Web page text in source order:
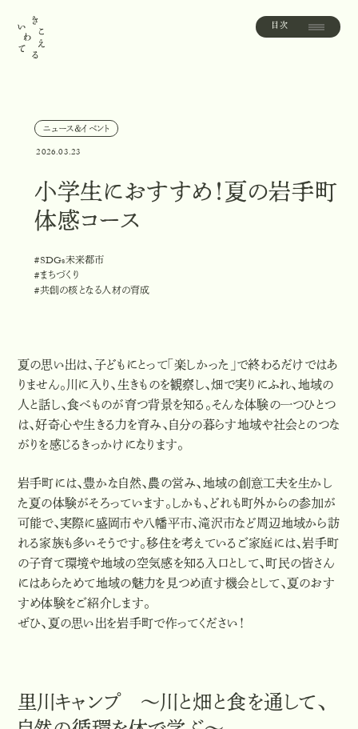
目次
目次
ニュース＆イベント
ニュース＆イ ベント
2026.03.23
小学生におすすめ！夏の岩手町
体感コース
#SDGs未来都市
#SDGs未来都市
#まちづくり
#まちづく り
#共創の核となる人材の育成
#共創の核となる人材の育成
夏の思い出は、子どもにとって「楽しかった」で終わるだけではあ
りません。川に入り、生きものを観察し、畑で実りにふれ、地域の
人と話し、食べものが育つ背景を知る。そんな体験の一つひとつ
は、好奇心や生きる力を育み、自分の暮らす地域や社会とのつな
がりを感じるきっかけになります。
岩手町には、豊かな自然、農の営み、地域の創意工夫を生かし
た夏の体験がそろっています。しかも、どれも町外からの参加が
可能で、実際に盛岡市や八幡平市、滝沢市など周辺地域から訪
れる家族も多いそうです。移住を考えているご家庭には、岩手町
の子育て環境や地域の空気感を知る入口として、町民の皆さん
にはあらためて地域の魅力を見つめ直す機会として、夏のおす
すめ体験をご紹介します。
ぜひ、夏の思い出を岩手町で作ってください！
里川キャンプ ～川と畑と食を通して、